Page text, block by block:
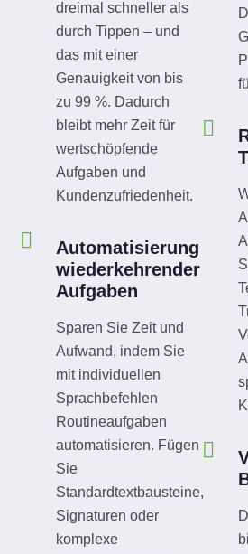
dreimal schneller als
durch Tippen – und
das mit einer
Genauigkeit von bis
zu 99 %. Dadurch
bleibt mehr Zeit für
wertschöpfende
Aufgaben und
Kundenzufriedenheit.
Automatisierung
wiederkehrender
Aufgaben
Sparen Sie Zeit und
Aufwand, indem Sie
mit individuellen
Sprachbefehlen
Routineaufgaben
automatisieren. Fügen
Sie
Standardtextbausteine,
Signaturen oder
komplexe